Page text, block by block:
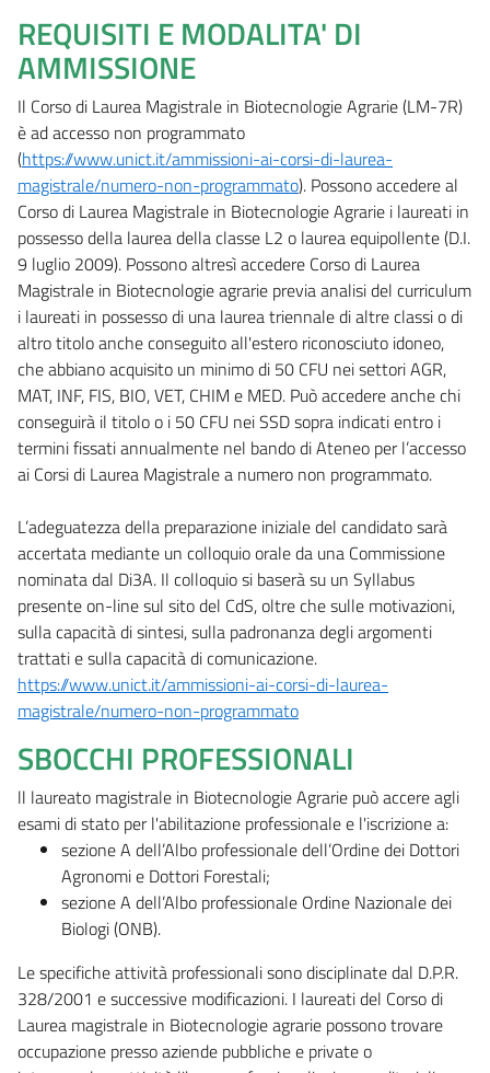
REQUISITI E MODALITA' DI
AMMISSIONE
Il Corso di Laurea Magistrale in Biotecnologie Agrarie (LM-7R)
è ad accesso non programmato
(https://www.unict.it/ammissioni-ai-corsi-di-laurea-
magistrale/numero-non-programmato). Possono accedere al
Corso di Laurea Magistrale in Biotecnologie Agrarie i laureati in
possesso della laurea della classe L2 o laurea equipollente (D.I.
9 luglio 2009). Possono altresì accedere Corso di Laurea
Magistrale in Biotecnologie agrarie previa analisi del curriculum
i laureati in possesso di una laurea triennale di altre classi o di
altro titolo anche conseguito all'estero riconosciuto idoneo,
che abbiano acquisito un minimo di 50 CFU nei settori AGR,
MAT, INF, FIS, BIO, VET, CHIM e MED. Può accedere anche chi
conseguirà il titolo o i 50 CFU nei SSD sopra indicati entro i
termini fissati annualmente nel bando di Ateneo per l’accesso
ai Corsi di Laurea Magistrale a numero non programmato.
L’adeguatezza della preparazione iniziale del candidato sarà
accertata mediante un colloquio orale da una Commissione
nominata dal Di3A. Il colloquio si baserà su un Syllabus
presente on-line sul sito del CdS, oltre che sulle motivazioni,
sulla capacità di sintesi, sulla padronanza degli argomenti
trattati e sulla capacità di comunicazione.
https://www.unict.it/ammissioni-ai-corsi-di-laurea-
magistrale/numero-non-programmato
SBOCCHI PROFESSIONALI
ll laureato magistrale in Biotecnologie Agrarie può accere agli
esami di stato per l'abilitazione professionale e l'iscrizione a:
sezione A dell’Albo professionale dell’Ordine dei Dottori
Agronomi e Dottori Forestali;
sezione A dell’Albo professionale Ordine Nazionale dei
Biologi (ONB).
Le specifiche attività professionali sono disciplinate dal D.P.R.
328/2001 e successive modificazioni. I laureati del Corso di
Laurea magistrale in Biotecnologie agrarie possono trovare
occupazione presso aziende pubbliche e private o